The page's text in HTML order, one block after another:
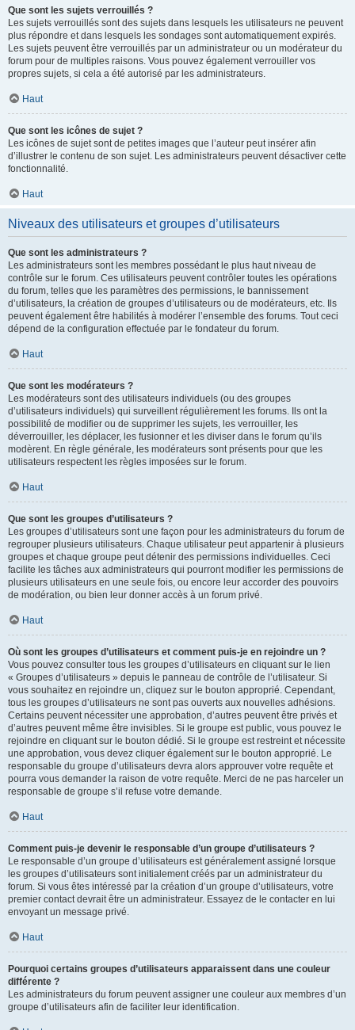
Que sont les sujets verrouillés ?
Les sujets verrouillés sont des sujets dans lesquels les utilisateurs ne peuvent
plus répondre et dans lesquels les sondages sont automatiquement expirés.
Les sujets peuvent être verrouillés par un administrateur ou un modérateur du
forum pour de multiples raisons. Vous pouvez également verrouiller vos
propres sujets, si cela a été autorisé par les administrateurs.
Haut
Que sont les icônes de sujet ?
Les icônes de sujet sont de petites images que l’auteur peut insérer afin
d’illustrer le contenu de son sujet. Les administrateurs peuvent désactiver cette
fonctionnalité.
Haut
Niveaux des utilisateurs et groupes d’utilisateurs
Que sont les administrateurs ?
Les administrateurs sont les membres possédant le plus haut niveau de
contrôle sur le forum. Ces utilisateurs peuvent contrôler toutes les opérations
du forum, telles que les paramètres des permissions, le bannissement
d’utilisateurs, la création de groupes d’utilisateurs ou de modérateurs, etc. Ils
peuvent également être habilités à modérer l’ensemble des forums. Tout ceci
dépend de la configuration effectuée par le fondateur du forum.
Haut
Que sont les modérateurs ?
Les modérateurs sont des utilisateurs individuels (ou des groupes
d’utilisateurs individuels) qui surveillent régulièrement les forums. Ils ont la
possibilité de modifier ou de supprimer les sujets, les verrouiller, les
déverrouiller, les déplacer, les fusionner et les diviser dans le forum qu’ils
modèrent. En règle générale, les modérateurs sont présents pour que les
utilisateurs respectent les règles imposées sur le forum.
Haut
Que sont les groupes d’utilisateurs ?
Les groupes d’utilisateurs sont une façon pour les administrateurs du forum de
regrouper plusieurs utilisateurs. Chaque utilisateur peut appartenir à plusieurs
groupes et chaque groupe peut détenir des permissions individuelles. Ceci
facilite les tâches aux administrateurs qui pourront modifier les permissions de
plusieurs utilisateurs en une seule fois, ou encore leur accorder des pouvoirs
de modération, ou bien leur donner accès à un forum privé.
Haut
Où sont les groupes d’utilisateurs et comment puis-je en rejoindre un ?
Vous pouvez consulter tous les groupes d’utilisateurs en cliquant sur le lien
« Groupes d’utilisateurs » depuis le panneau de contrôle de l’utilisateur. Si
vous souhaitez en rejoindre un, cliquez sur le bouton approprié. Cependant,
tous les groupes d’utilisateurs ne sont pas ouverts aux nouvelles adhésions.
Certains peuvent nécessiter une approbation, d’autres peuvent être privés et
d’autres peuvent même être invisibles. Si le groupe est public, vous pouvez le
rejoindre en cliquant sur le bouton dédié. Si le groupe est restreint et nécessite
une approbation, vous devez cliquer également sur le bouton approprié. Le
responsable du groupe d’utilisateurs devra alors approuver votre requête et
pourra vous demander la raison de votre requête. Merci de ne pas harceler un
responsable de groupe s’il refuse votre demande.
Haut
Comment puis-je devenir le responsable d’un groupe d’utilisateurs ?
Le responsable d’un groupe d’utilisateurs est généralement assigné lorsque
les groupes d’utilisateurs sont initialement créés par un administrateur du
forum. Si vous êtes intéressé par la création d’un groupe d’utilisateurs, votre
premier contact devrait être un administrateur. Essayez de le contacter en lui
envoyant un message privé.
Haut
Pourquoi certains groupes d’utilisateurs apparaissent dans une couleur
différente ?
Les administrateurs du forum peuvent assigner une couleur aux membres d’un
groupe d’utilisateurs afin de faciliter leur identification.